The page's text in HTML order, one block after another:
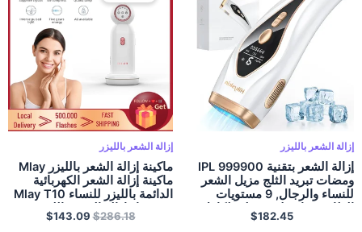
إزالة الشعر بالليزر
إزالة الشعر بتقنية IPL 999900
ومضات تبريد الثلج مزيل الشعر
للنساء والرجال, 9 مستويات
الطاقة,جهاز علاج منزلي لكامل
$182.45
إزالة الشعر بالليزر
ماكينة إزالة الشعر بالليزر Mlay
ماكينة إزالة الشعر الكهربائية
الدائمة بالليزر للنساء Mlay T10
$286.18
$143.09